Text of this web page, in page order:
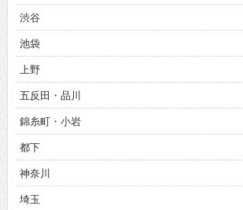
渋谷
池袋
上野
五反田・品川
錦糸町・小岩
都下
神奈川
埼玉